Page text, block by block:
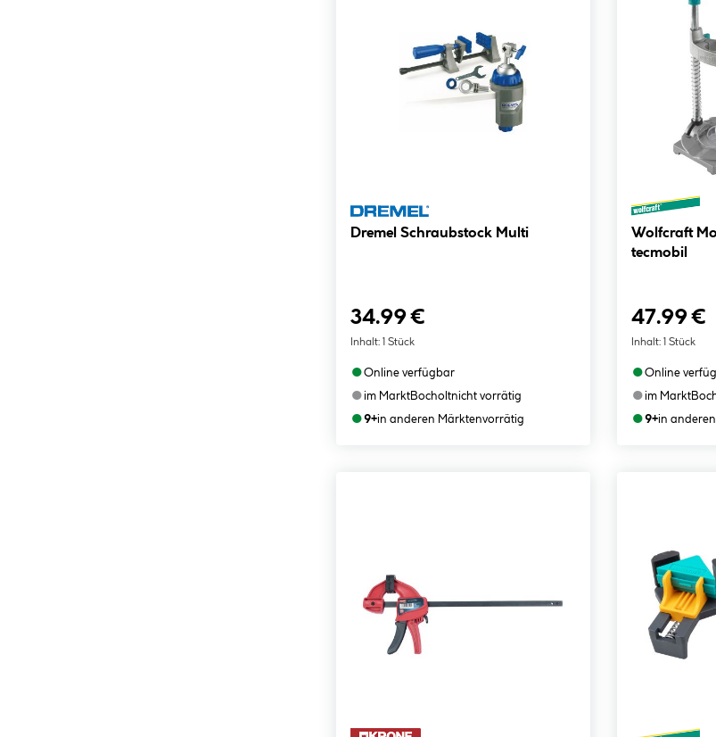
Dremel Schraubstock Multi
34.99 €
Inhalt: 1 Stück
●Online verfügbar
●im MarktBocholtnicht vorrätig
●9+in anderen Märktenvorrätig
Wolfcraft Mobile Bohrhilfe
tecmobil
47.99 €
Inhalt: 1 Stück
●Online
●im Markt
●9+in